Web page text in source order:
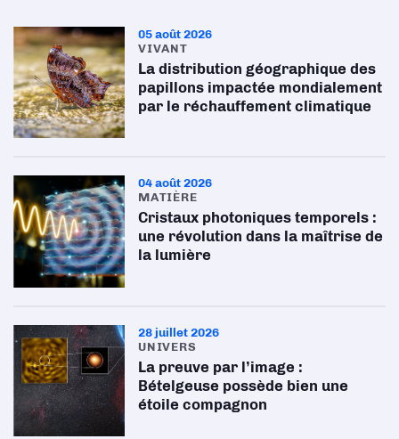
05 août 2026
VIVANT
La distribution géographique des
papillons impactée mondialement
par le réchauffement climatique
04 août 2026
MATIÈRE
Cristaux photoniques temporels :
une révolution dans la maîtrise de
la lumière
28 juillet 2026
UNIVERS
La preuve par l’image :
Bételgeuse possède bien une
étoile compagnon